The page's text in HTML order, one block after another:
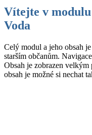
Vítejte v
Voda
Celý modul a jeho obsah
starším občanům.
Obsah je zobrazen
obsah je možné si nechat